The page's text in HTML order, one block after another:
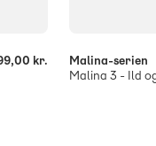
kr.
Malina-serien
Malina 3 - Ild